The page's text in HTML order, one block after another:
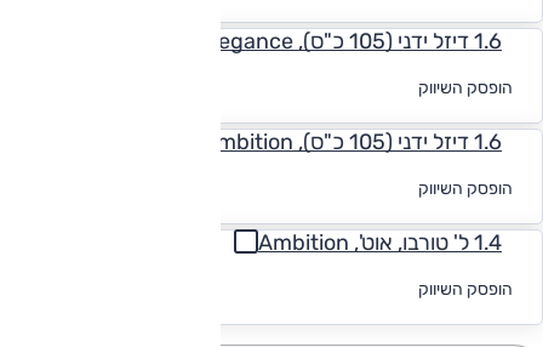
1.6 דיזל ידני (105 כ"ס), Elegance
הופסק השיווק
1.6 דיזל ידני (105 כ"ס), Ambition
הופסק השיווק
1.4 ל' טורבו, אוט', Ambition
הופסק השיווק